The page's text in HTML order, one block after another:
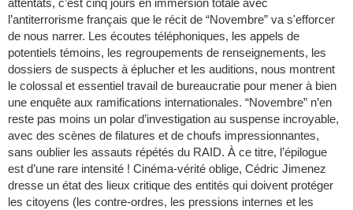
attentats, c’est cinq jours en immersion totale avec
l’antiterrorisme français que le récit de “Novembre” va s'efforcer
de nous narrer. Les écoutes téléphoniques, les appels de
potentiels témoins, les regroupements de renseignements, les
dossiers de suspects à éplucher et les auditions, nous montrent
le colossal et essentiel travail de bureaucratie pour mener à bien
une enquête aux ramifications internationales. “Novembre” n’en
reste pas moins un polar d’investigation au suspense incroyable,
avec des scènes de filatures et de choufs impressionnantes,
sans oublier les assauts répétés du RAID. À ce titre, l’épilogue
est d’une rare intensité ! Cinéma-vérité oblige, Cédric Jimenez
dresse un état des lieux critique des entités qui doivent protéger
les citoyens (les contre-ordres, les pressions internes et les